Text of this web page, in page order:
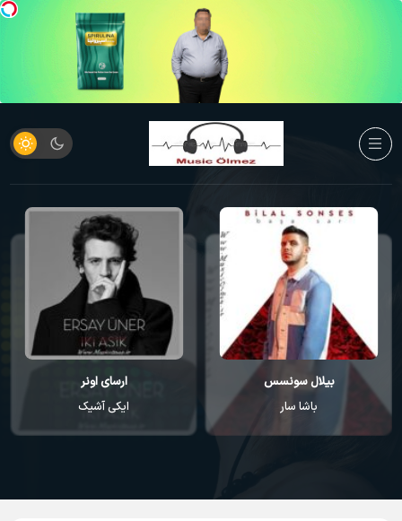
بیلال سونسس
باشا سار
ارسای اونر
ایکی آشیک